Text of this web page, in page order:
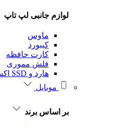
لوازم جانبی لپ تاپ
ماوس
کیبورد
کارت حافظه
فلش مموری
هارد و SSD اکسترنال
موبایل
بر اساس برند